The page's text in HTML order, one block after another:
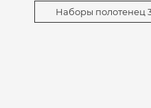
Наборы полотенец